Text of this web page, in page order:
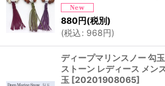
880円(税別)
(税込: 968円)
ディープマリンスノー 勾
ストーン レディース メン
玉 [20201908065]